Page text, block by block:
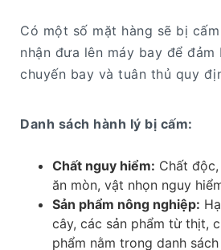
Có một số mặt hàng sẽ bị
nhận đưa lên máy bay để đảm
chuyến bay và tuân thủ quy
Danh sách hành lý bị cấm:
Chất nguy hiểm: Chất
ăn mòn, vật nhọn nguy
Sản phẩm nông nghiệp:
cây, các sản phẩm từ thịt,
phẩm nằm trong danh